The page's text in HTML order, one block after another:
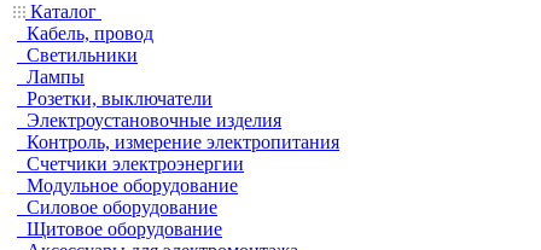
Каталог
Кабель, провод
Светильники
Лампы
Розетки, выключатели
Электроустановочные изделия
Контроль, измерение электропитания
Счетчики электроэнергии
Модульное оборудование
Силовое оборудование
Щитовое оборудование